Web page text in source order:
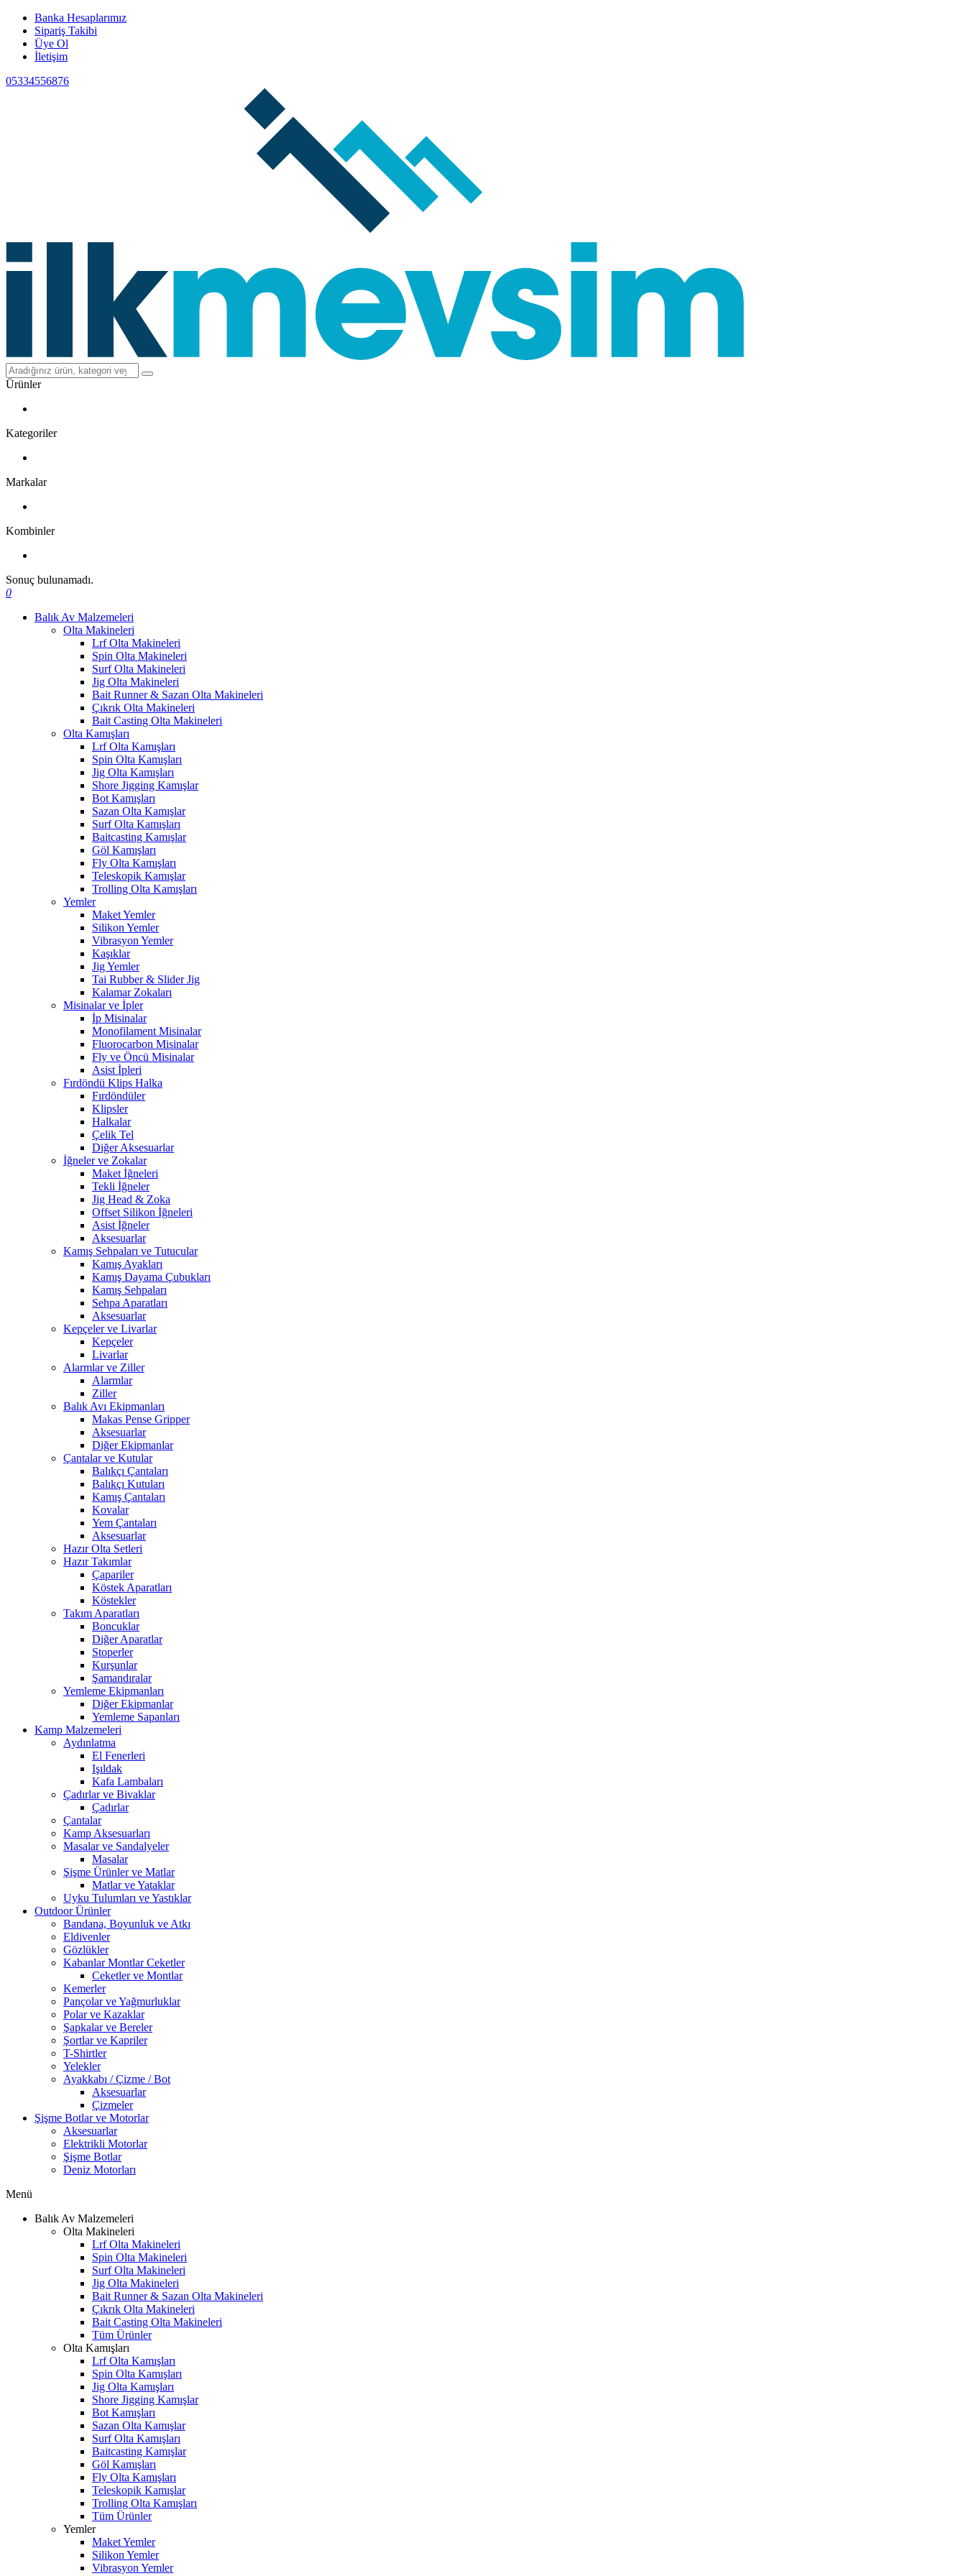
Banka Hesaplarımız
Sipariş Takibi
Üye Ol
İletişim
05334556876
Ürünler
Kategoriler
Markalar
Kombinler
Sonuç bulunamadı.
0
Balık Av Malzemeleri
Olta Makineleri
Lrf Olta Makineleri
Spin Olta Makineleri
Surf Olta Makineleri
Jig Olta Makineleri
Bait Runner & Sazan Olta Makineleri
Çıkrık Olta Makineleri
Bait Casting Olta Makineleri
Olta Kamışları
Lrf Olta Kamışları
Spin Olta Kamışları
Jig Olta Kamışları
Shore Jigging Kamışlar
Bot Kamışları
Sazan Olta Kamışlar
Surf Olta Kamışları
Baitcasting Kamışlar
Göl Kamışları
Fly Olta Kamışları
Teleskopik Kamışlar
Trolling Olta Kamışları
Yemler
Maket Yemler
Silikon Yemler
Vibrasyon Yemler
Kaşıklar
Jig Yemler
Tai Rubber & Slider Jig
Kalamar Zokaları
Misinalar ve İpler
İp Misinalar
Monofilament Misinalar
Fluorocarbon Misinalar
Fly ve Öncü Misinalar
Asist İpleri
Fırdöndü Klips Halka
Fırdöndüler
Klipsler
Halkalar
Çelik Tel
Diğer Aksesuarlar
İğneler ve Zokalar
Maket İğneleri
Tekli İğneler
Jig Head & Zoka
Offset Silikon İğneleri
Asist İğneler
Aksesuarlar
Kamış Sehpaları ve Tutucular
Kamış Ayakları
Kamış Dayama Çubukları
Kamış Sehpaları
Sehpa Aparatları
Aksesuarlar
Kepçeler ve Livarlar
Kepçeler
Livarlar
Alarmlar ve Ziller
Alarmlar
Ziller
Balık Avı Ekipmanları
Makas Pense Gripper
Aksesuarlar
Diğer Ekipmanlar
Çantalar ve Kutular
Balıkçı Çantaları
Balıkçı Kutuları
Kamış Çantaları
Kovalar
Yem Çantaları
Aksesuarlar
Hazır Olta Setleri
Hazır Takımlar
Çapariler
Köstek Aparatları
Köstekler
Takım Aparatları
Boncuklar
Diğer Aparatlar
Stoperler
Kurşunlar
Şamandıralar
Yemleme Ekipmanları
Diğer Ekipmanlar
Yemleme Sapanları
Kamp Malzemeleri
Aydınlatma
El Fenerleri
Işıldak
Kafa Lambaları
Çadırlar ve Bivaklar
Çadırlar
Çantalar
Kamp Aksesuarları
Masalar ve Sandalyeler
Masalar
Şişme Ürünler ve Matlar
Matlar ve Yataklar
Uyku Tulumları ve Yastıklar
Outdoor Ürünler
Bandana, Boyunluk ve Atkı
Eldivenler
Gözlükler
Kabanlar Montlar Ceketler
Ceketler ve Montlar
Kemerler
Pançolar ve Yağmurluklar
Polar ve Kazaklar
Şapkalar ve Bereler
Şortlar ve Kapriler
T-Shirtler
Yelekler
Ayakkabı / Çizme / Bot
Aksesuarlar
Çizmeler
Şişme Botlar ve Motorlar
Aksesuarlar
Elektrikli Motorlar
Şişme Botlar
Deniz Motorları
Menü
Balık Av Malzemeleri
Olta Makineleri
Lrf Olta Makineleri
Spin Olta Makineleri
Surf Olta Makineleri
Jig Olta Makineleri
Bait Runner & Sazan Olta Makineleri
Çıkrık Olta Makineleri
Bait Casting Olta Makineleri
Tüm Ürünler
Olta Kamışları
Lrf Olta Kamışları
Spin Olta Kamışları
Jig Olta Kamışları
Shore Jigging Kamışlar
Bot Kamışları
Sazan Olta Kamışlar
Surf Olta Kamışları
Baitcasting Kamışlar
Göl Kamışları
Fly Olta Kamışları
Teleskopik Kamışlar
Trolling Olta Kamışları
Tüm Ürünler
Yemler
Maket Yemler
Silikon Yemler
Vibrasyon Yemler